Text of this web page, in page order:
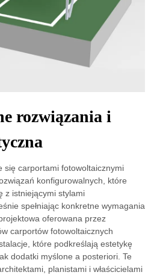
rozwiązania i
się carportami fotowoltaicznymi
konfigurowalnych, które
z istniejącymi stylami
spełniając konkretne wymagania
oferowana przez
carportów fotowoltaicznych
które podkreślają estetykę
dodatki myślone a posteriori. Te
planistami i właścicielami